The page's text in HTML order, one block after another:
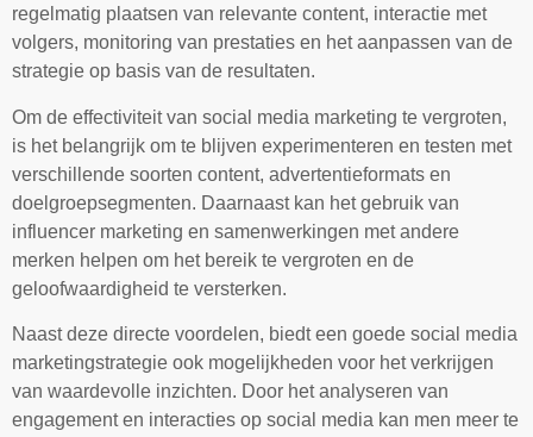
regelmatig plaatsen van relevante content, interactie met
volgers, monitoring van prestaties en het aanpassen van de
strategie op basis van de resultaten.
Om de effectiviteit van social media marketing te vergroten,
is het belangrijk om te blijven experimenteren en testen met
verschillende soorten content, advertentieformats en
doelgroepsegmenten. Daarnaast kan het gebruik van
influencer marketing en samenwerkingen met andere
merken helpen om het bereik te vergroten en de
geloofwaardigheid te versterken.
Naast deze directe voordelen, biedt een goede social media
marketingstrategie ook mogelijkheden voor het verkrijgen
van waardevolle inzichten. Door het analyseren van
engagement en interacties op social media kan men meer te